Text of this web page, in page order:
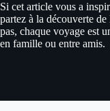
Si cet article vous a
partez à la découverte
pas, chaque voyage est
en famille ou entre amis.